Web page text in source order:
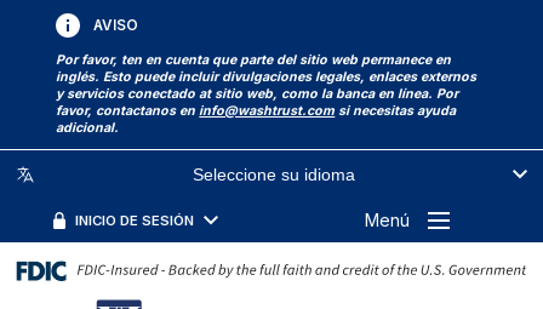
AVISO
Por favor, ten en cuenta que parte del sitio web permanece en
inglés. Esto puede incluir divulgaciones legales, enlaces externos
y servicios conectado at sitio web, como la banca en línea. Por
favor, contactanos eninfo@washtrust.com si necesitas ayuda
adicional.
Seleccione su idioma
INICIO DE SESIÓN Menú